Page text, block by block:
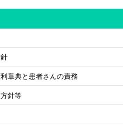
章典と患者さんの責務
針等